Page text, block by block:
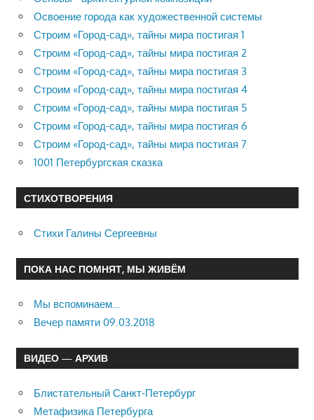
Освоение города как художественной системы
Строим «Город-сад», тайны мира постигая 1
Строим «Город-сад», тайны мира постигая 2
Строим «Город-сад», тайны мира постигая 3
Строим «Город-сад», тайны мира постигая 4
Строим «Город-сад», тайны мира постигая 5
Строим «Город-сад», тайны мира постигая 6
Строим «Город-сад», тайны мира постигая 7
1001 Петербургская сказка
СТИХОТВОРЕНИЯ
Стихи Галины Сергеевны
ПОКА НАС ПОМНЯТ, МЫ ЖИВЁМ
Мы вспоминаем…
Вечер памяти 09.03.2018
ВИДЕО — АРХИВ
Блистательный Санкт-Петербург
Метафизика Петербурга